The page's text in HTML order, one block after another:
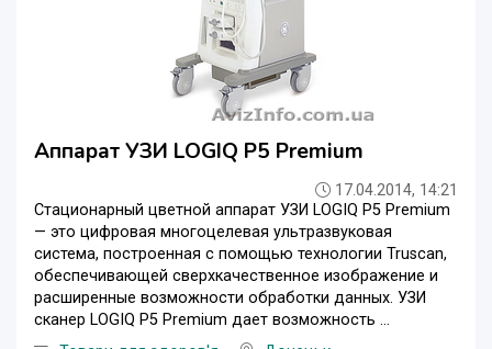
Аппарат УЗИ LOGIQ P5 Premium
17.04.2014, 14:21
Стационарный цветной аппарат УЗИ LOGIQ P5 Premium
— это цифровая многоцелевая ультразвуковая
система, построенная с помощью технологии Truscan,
обеспечивающей сверхкачественное изображение и
расширенные возможности обработки данных. УЗИ
сканер LOGIQ P5 Premium дает возможность ...